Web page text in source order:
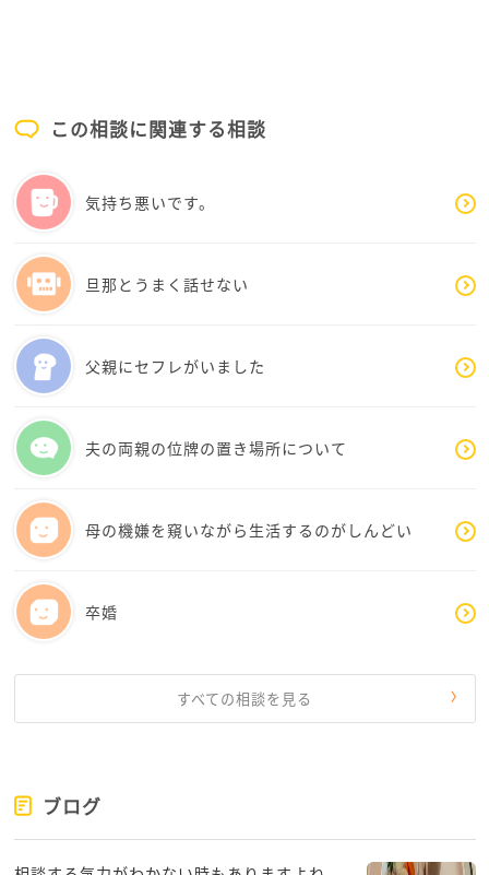
お互いに寄り添った形を見つけていくために、まずは
少しずつでどうでしょう？
「手を繋ぐ」というハードルが高くなっているなら、
例えばお家でソファーに座っている時に、ほんの少し
だけ肩や腕をピトッと寄せてみる。テレビを見る時に
みる。これなら旦那様も身構えずに済みますし、ネオ
ンさんも「思い通りにならなくてイライラする」のを
お互いの「心地いい距離感」のタイプが違うだけなの
で、ネオンさんが自分を責める必要はないです。旦那
ンさんの「触れたい」という可愛い本音を、小さく、
優しく、少しずつ旦那様に馴染ませてみませんか？
てみてください。
決めるのも有効です。外では手をつなぐ、家ではハグ
だけ、寝る前だけキス、など、負担の少ない形にする
められるか分からない」状態より、予測できる方が楽
です。
一方で、ネオンさん自身も「断られた＝愛されていな
い」と結びつけすぎないことが大切です。料理や荷物
ンシップは大切ですが、それだけで愛を測らない視点
も持てると、少し楽になります。
すれ違いを埋めるには、相手を変えるより「どうした
ら二人とも無理なく続けられるか」を話し合うことが
近道です。愛情がないのではなく、伝え方の違いだと
捉えると、関係は守りやすくなります。
この相談に関連する相談
気持ち悪いです。
旦那とうまく話せない
父親にセフレがいました
夫の両親の位牌の置き場所について
母の機嫌を窺いながら生活するのがしんどい
卒婚
すべての相談を見る
ブログ